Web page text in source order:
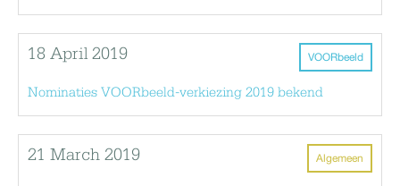
VOORbeeld
18 April 2019
Nominaties VOORbeeld-verkiezing 2019 bekend
Algemeen
21 March 2019